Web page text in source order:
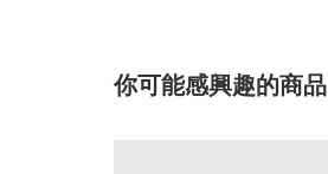
你可能感興趣的商品